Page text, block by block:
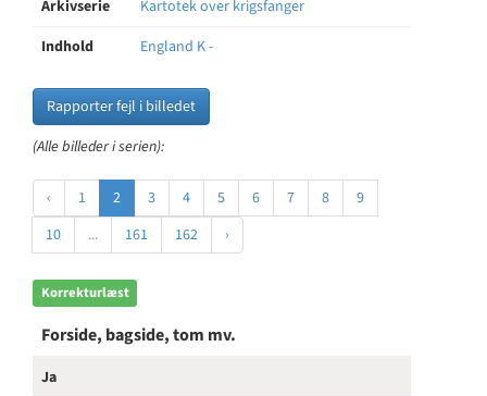
Arkivserie
Kartotek over krigsfanger
Indhold
England K -
Rapporter fejl i billedet
(Alle billeder i serien):
‹ 1 2 3 4 5 6 7 8
9
10
... 161 162 ›
Korrekturlæst
Forside, bagside, tom mv.
Ja